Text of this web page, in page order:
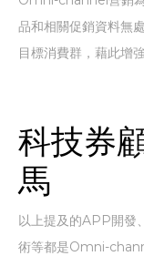
品和相關促銷資料無
目標消費群，藉此增
科技券
馬
以上提及的APP開發
術等都是Omni-